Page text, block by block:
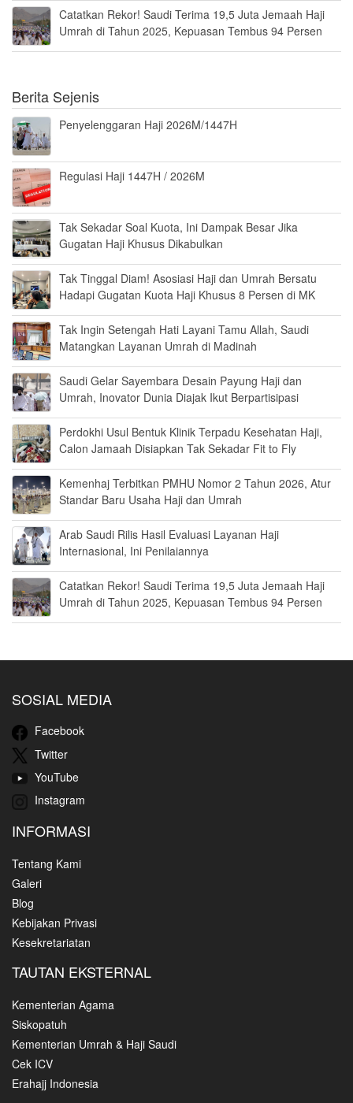
Catatkan Rekor! Saudi Terima 19,5 Juta Jemaah Haji
Umrah di Tahun 2025, Kepuasan Tembus 94 Persen
Berita Sejenis
Penyelenggaran Haji 2026M/1447H
Regulasi Haji 1447H / 2026M
Tak Sekadar Soal Kuota, Ini Dampak Besar Jika
Gugatan Haji Khusus Dikabulkan
Tak Tinggal Diam! Asosiasi Haji dan Umrah Bersatu
Hadapi Gugatan Kuota Haji Khusus 8 Persen di MK
Tak Ingin Setengah Hati Layani Tamu Allah, Saudi
Matangkan Layanan Umrah di Madinah
Saudi Gelar Sayembara Desain Payung Haji dan
Umrah, Inovator Dunia Diajak Ikut Berpartisipasi
Perdokhi Usul Bentuk Klinik Terpadu Kesehatan Haji,
Calon Jamaah Disiapkan Tak Sekadar Fit to Fly
Kemenhaj Terbitkan PMHU Nomor 2 Tahun 2026, Atur
Standar Baru Usaha Haji dan Umrah
Arab Saudi Rilis Hasil Evaluasi Layanan Haji
Internasional, Ini Penilaiannya
Catatkan Rekor! Saudi Terima 19,5 Juta Jemaah Haji
Umrah di Tahun 2025, Kepuasan Tembus 94 Persen
SOSIAL MEDIA
Facebook
Twitter
YouTube
Instagram
INFORMASI
Tentang Kami
Galeri
Blog
Kebijakan Privasi
Kesekretariatan
TAUTAN EKSTERNAL
Kementerian Agama
Siskopatuh
Kementerian Umrah & Haji Saudi
Cek ICV
Erahajj Indonesia